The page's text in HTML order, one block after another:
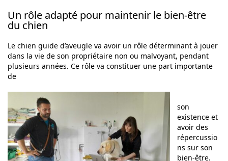
Un rôle adapté pour maintenir le bien-être
du chien
Le chien guide d’aveugle va avoir un rôle déterminant à jouer
dans la vie de son propriétaire non ou malvoyant, pendant
plusieurs années. Ce rôle va constituer une part importante
de
son
existence et
avoir des
répercussio
ns sur son
bien-être.